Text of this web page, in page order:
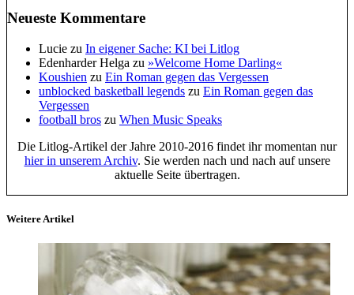
Neueste Kommentare
Lucie zu In eigener Sache: KI bei Litlog
Edenharder Helga zu »Welcome Home Darling«
Koushien zu Ein Roman gegen das Vergessen
unblocked basketball legends zu Ein Roman gegen das
Vergessen
football bros zu When Music Speaks
Die Litlog-Artikel der Jahre 2010-2016 findet ihr momentan nur
hier in unserem Archiv. Sie werden nach und nach auf unsere
aktuelle Seite übertragen.
Weitere Artikel